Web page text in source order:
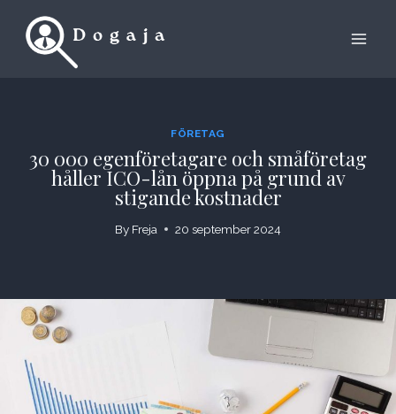
FÖRETAG
30 000 egenföretagare och småföretag
håller ICO-lån öppna på grund av
stigande kostnader
By Freja 20 september 2024